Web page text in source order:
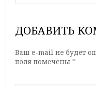
ДОБАВИТЬ
Ваш e-mail не будет
поля помечены *